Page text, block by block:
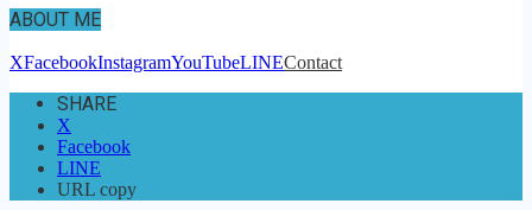
ABOUT ME
XFacebookInstagramYouTubeLINEContact
SHARE
X
Facebook
LINE
URL copy